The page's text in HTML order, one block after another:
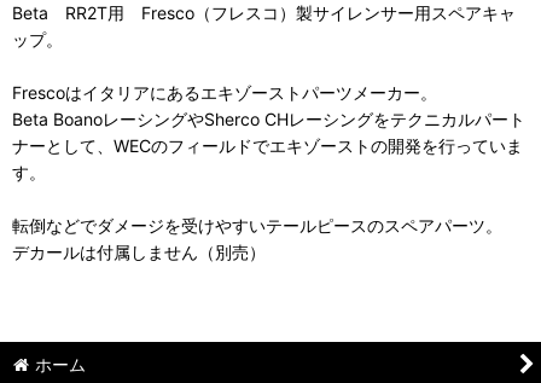
Beta RR2T用 Fresco（フレスコ）製サイレンサー用スペアキャ
ップ。
Frescoはイタリアにあるエキゾーストパーツメーカー。
Beta BoanoレーシングやSherco CHレーシングをテクニカルパート
ナーとして、WECのフィールドでエキゾーストの開発を行っていま
す。
転倒などでダメージを受けやすいテールピースのスペアパーツ。
デカールは付属しません（別売）
ホーム